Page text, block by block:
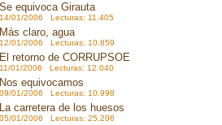
Se equivoca Girauta
14/01/2006 Lecturas: 11.405
Más claro, agua
12/01/2006 Lecturas: 10.859
El retorno de CORRUPSOE
11/01/2006 Lecturas: 12.040
Nos equivocamos
09/01/2006 Lecturas: 10.998
La carretera de los huesos
05/01/2006 Lecturas: 25.206